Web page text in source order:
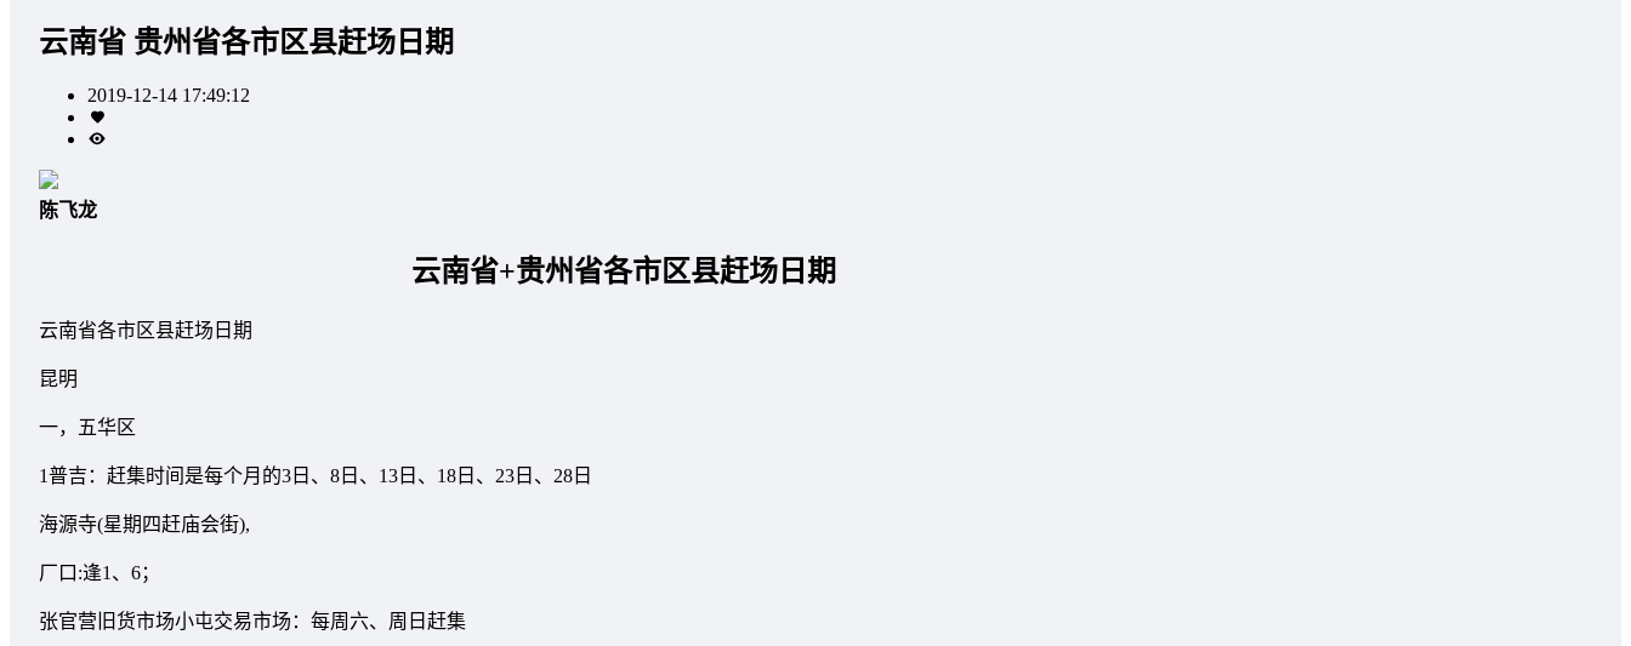
云南省 贵州省各市区县赶场日期
2019-12-14 17:49:12
陈飞龙
云南省+贵州省各市区县赶场日期
云南省各市区县赶场日期
昆明
一，五华区
1普吉：赶集时间是每个月的3日、8日、13日、18日、23日、28日
海源寺(星期四赶庙会街),
厂口:逢1、6；
张官营旧货市场小屯交易市场：每周六、周日赶集